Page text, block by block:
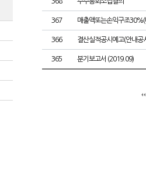
367 매출액또는손익구조
366 결산실적공시예고(안내공
365 분기보고서 (2019.09)